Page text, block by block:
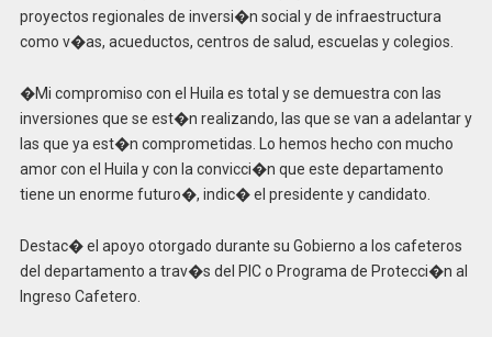
proyectos regionales de inversi�n social y de infraestructura
como v�as, acueductos, centros de salud, escuelas y colegios.
�Mi compromiso con el Huila es total y se demuestra con las
inversiones que se est�n realizando, las que se van a adelantar y
las que ya est�n comprometidas. Lo hemos hecho con mucho
amor con el Huila y con la convicci�n que este departamento
tiene un enorme futuro�, indic� el presidente y candidato.
Destac� el apoyo otorgado durante su Gobierno a los cafeteros
del departamento a trav�s del PIC o Programa de Protecci�n al
Ingreso Cafetero.